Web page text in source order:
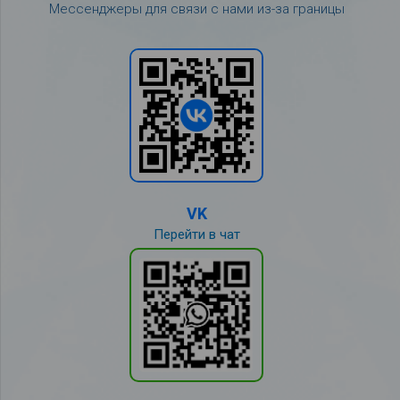
Мессенджеры для связи с нами из-за границы
VK
Перейти в чат